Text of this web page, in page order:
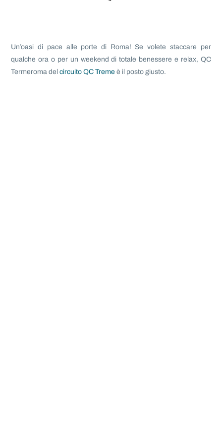
Un’oasi di pace alle porte di Roma! Se volete staccare per
qualche ora o per un weekend di totale benessere e relax, QC
Termeroma delcircuito QC Treme è il posto giusto.